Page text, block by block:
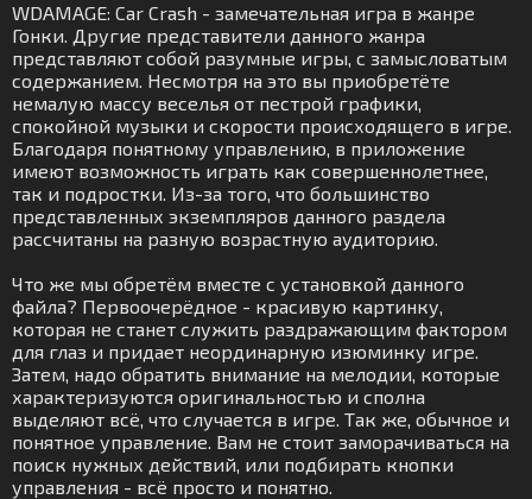
WDAMAGE: Car Crash - замечательная игра в жанре
Гонки. Другие представители данного жанра
представляют собой разумные игры, с замысловатым
содержанием. Несмотря на это вы приобретёте
немалую массу веселья от пестрой графики,
спокойной музыки и скорости происходящего в игре.
Благодаря понятному управлению, в приложение
имеют возможность играть как совершеннолетнее,
так и подростки. Из-за того, что большинство
представленных экземпляров данного раздела
рассчитаны на разную возрастную аудиторию.
Что же мы обретём вместе с установкой данного
файла? Первоочерёдное - красивую картинку,
которая не станет служить раздражающим фактором
для глаз и придает неординарную изюминку игре.
Затем, надо обратить внимание на мелодии, которые
характеризуются оригинальностью и сполна
выделяют всё, что случается в игре. Так же, обычное и
понятное управление. Вам не стоит заморачиваться на
поиск нужных действий, или подбирать кнопки
управления - всё просто и понятно.